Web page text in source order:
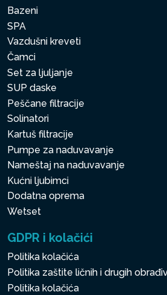
Bazeni
SPA
Vazdušni kreveti
Čamci
Set za ljuljanje
SUP daske
Peščane filtracije
Solinatori
Kartuš filtracije
Pumpe za naduvavanje
Nameštaj na naduvavanje
Kućni ljubimci
Dodatna oprema
Wetset
GDPR i kolačići
Politika kolačića
Politika zaštite ličnih i drugih
Politika kolačića